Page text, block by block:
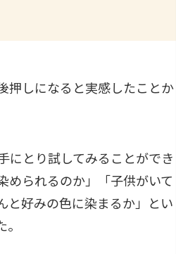
押しになると実感したことか
にとり試してみることができ
められるのか」「子供がいて
と好みの色に染まるか」とい